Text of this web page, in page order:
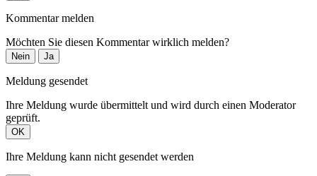
Kommentar melden
Möchten Sie diesen Kommentar wirklich melden?
Nein Ja
Meldung gesendet
Ihre Meldung wurde übermittelt und wird durch einen Moderator
geprüft.
OK
Ihre Meldung kann nicht gesendet werden